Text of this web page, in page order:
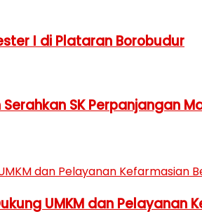
I di Plataran Borobudur
SK Perpanjangan
UMKM dan Pelayanan